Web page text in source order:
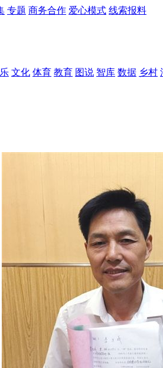
专题 商务合作 爱心模式 线索报料
文化 体育 教育 图说 智库 数据 乡村